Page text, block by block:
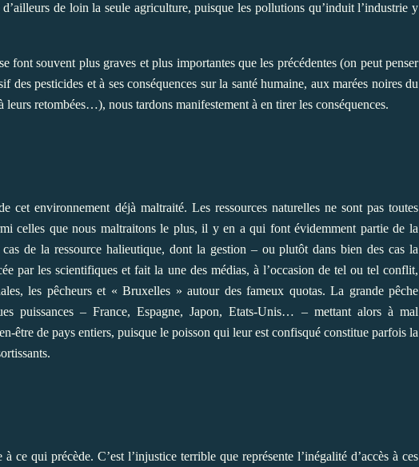
de loin la seule agriculture, puisque les pollutions qu’induit l’industrie y
font souvent plus graves et plus importantes que les précédentes (on peut penser
des pesticides et à ses conséquences sur la santé humaine, aux marées noires du
retombées…), nous tardons manifestement à en tirer les conséquences.
cet environnement déjà maltraité. Les ressources naturelles ne sont pas toutes
celles que nous maltraitons le plus, il y en a qui font évidemment partie de la
de la ressource halieutique, dont la gestion – ou plutôt dans bien des cas la
par les scientifiques et fait la une des médias, à l’occasion de tel ou tel conflit,
les pêcheurs et « Bruxelles » autour des fameux quotas. La grande pêche
puissances – France, Espagne, Japon, Etats-Unis… – mettant alors à mal
être de pays entiers, puisque le poisson qui leur est confisqué constitue parfois la
ce qui précède. C’est l’injustice terrible que représente l’inégalité d’accès à ces